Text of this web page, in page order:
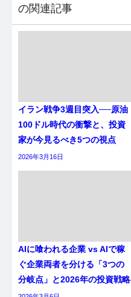
の関連記事
イラン戦争3週目突入──原油
100ドル時代の衝撃と、投資
家が今見るべき5つの視点
2026年3月16日
AIに喰われる企業 vs AIで稼
ぐ企業両者を分ける「3つの
分岐点」と2026年の投資戦略